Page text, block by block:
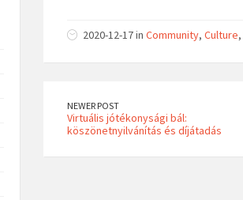
2020-12-17 in Community, Culture,
NEWER POST
Virtuális jótékonysági bál:
köszönetnyilvánítás és díjátadás